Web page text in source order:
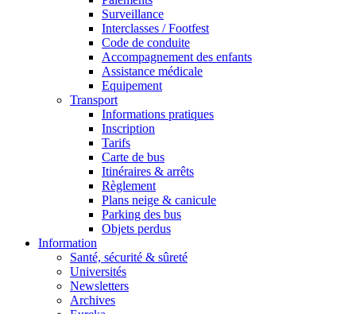
Surveillance
Interclasses / Footfest
Code de conduite
Accompagnement des enfants
Assistance médicale
Equipement
Transport
Informations pratiques
Inscription
Tarifs
Carte de bus
Itinéraires & arrêts
Règlement
Plans neige & canicule
Parking des bus
Objets perdus
Information
Santé, sécurité & sûreté
Universités
Newsletters
Archives